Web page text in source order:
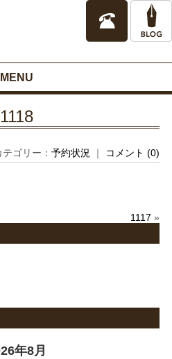
MENU
1118
ゴリー：予約状況 ｜ コメント (0)
1117 »
年8月